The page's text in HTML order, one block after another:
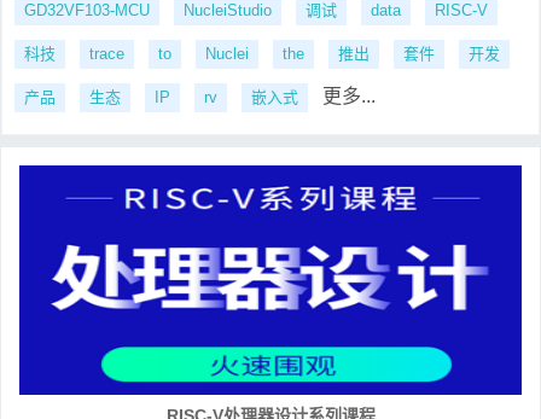
GD32VF103-MCU NucleiStudio 调试 data RISC-V
科技 trace to Nuclei the 推出 套件 开发
产品 生态 IP rv 嵌入式 更多...